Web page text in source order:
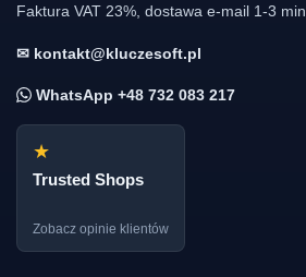
Faktura VAT 23%, dostawa e-mail 1-3 min.
✉ kontakt@kluczesoft.pl
WhatsApp +48 732 083 217
★
Trusted Shops
Zobacz opinie klientów